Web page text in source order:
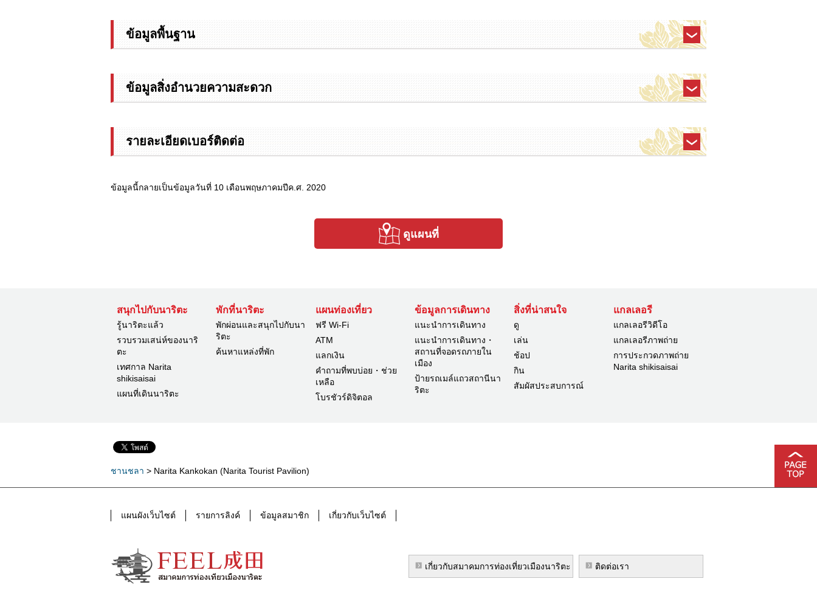
ข้อมูลพื้นฐาน
ข้อมูลสิ่งอำนวยความสะดวก
รายละเอียดเบอร์ติดต่อ
ข้อมูลนี้กลายเป็นข้อมูลวันที่ 10 เดือนพฤษภาคมปีค.ศ. 2020
ดูแผนที่
สนุกไปกับนาริตะ
รู้นาริตะแล้ว
รวบรวมเสน่ห์ของนาริ
ตะ
เทศกาล Narita
shikisaisai
แผนที่เดินนาริตะ
พักที่นาริตะ
พักผ่อนและสนุกไปกับนา
ริตะ
ค้นหาแหล่งที่พัก
แผนท่องเที่ยว
ฟรี Wi-Fi
ATM
แลกเงิน
คำถามที่พบบ่อย・ช่วย
เหลือ
โบรชัวร์ดิจิตอล
ข้อมูลการเดินทาง
แนะนำการเดินทาง
แนะนำการเดินทาง・
สถานที่จอดรถภายใน
เมือง
ป้ายรถเมล์แถวสถานีนา
ริตะ
สิ่งที่น่าสนใจ
ดู
เล่น
ช้อป
กิน
สัมผัสประสบการณ์
แกลเลอรี
แกลเลอรีวิดีโอ
แกลเลอรีภาพถ่าย
การประกวดภาพถ่าย
Narita shikisaisai
ชานชลา > Narita Kankokan (Narita Tourist Pavilion)
แผนผังเว็บไซต์ รายการลิงค์ ข้อมูลสมาชิก เกี่ยวกับเว็บไซต์
อำเภอ นะริทะ FEEL นาริตะข้อมูลการท่อง
เที่ยวทางการ
เกี่ยวกับสมาคมการท่องเที่ยวเมืองนาริตะ ติดต่อเรา